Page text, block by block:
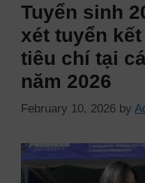
Tuyển sinh
xét tuyển
tiêu chí tại
năm 2026
February 10, 2026 by